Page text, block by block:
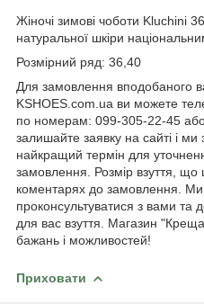
Жіночі зимові чоботи Kluchini
натуральної шкіри
Розмірний ряд: 36,40
Для замовлення вподобаного
KSHOES.com.ua ви можете
по номерам: 099-305-22-45
залишайте заявку на сайті і
найкращий термін для
замовлення. Розмір взуття, що
коментарях до замовлення. Ми
проконсультуватися з вами та
для вас взуття. Магазин
бажань і можливостей!
Приховати